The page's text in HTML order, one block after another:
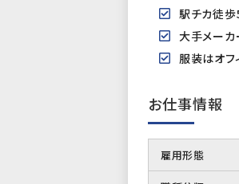
駅チカ徒歩
大手メーカ
服装はオフ
お仕事情報
雇用形態